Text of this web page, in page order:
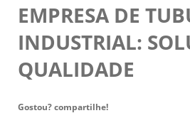
EMPRESA DE
INDUSTRIAL:
QUALIDADE
Gostou? compartilhe!